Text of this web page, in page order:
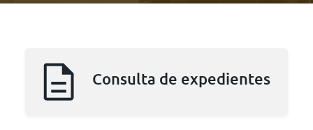
Consulta de expedientes